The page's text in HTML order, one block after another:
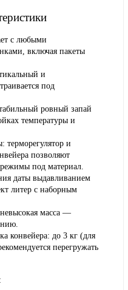
с любыми
включая пакеты
и
под
ровный запай
температуры и
терморегулятор и
позволяют
под материал.
даты выдавливанием
литер с наборным
масса —
конвейера: до 3 кг (для
перегружать